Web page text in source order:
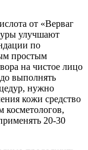
от «Верваг
улучшают
по
простым
на чистое лицо
выполнять
нужно
кожи средство
косметологов,
20-30